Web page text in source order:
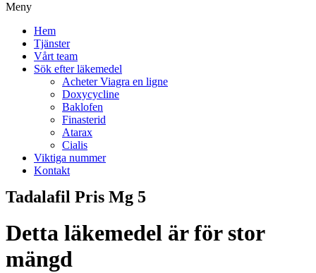
Meny
Hem
Tjänster
Vårt team
Sök efter läkemedel
Acheter Viagra en ligne
Doxycycline
Baklofen
Finasterid
Atarax
Cialis
Viktiga nummer
Kontakt
Tadalafil Pris Mg 5
Detta läkemedel är för stor
mängd